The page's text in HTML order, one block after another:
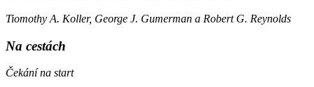
Tiomothy A. Koller, George J. Gumerman a Robert G. Reynolds
Na cestách
Čekání na start